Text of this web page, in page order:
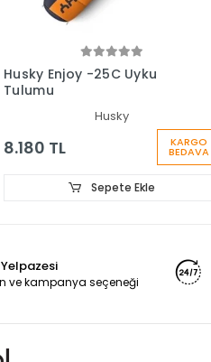
Husky Enjoy -25C Uyku
Tulumu
Husky
8.180 TL KARGO
BEDAVA
Sepete Ekle
ve kampanya seçeneği